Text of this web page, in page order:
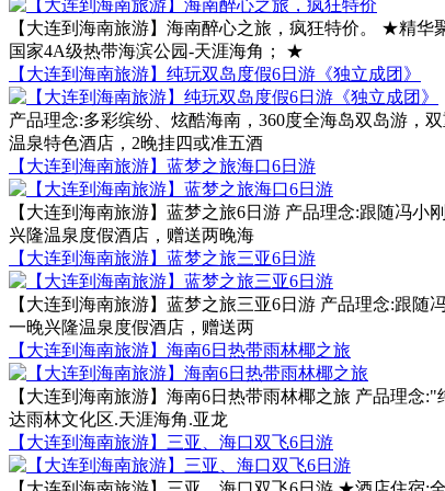
【大连到海南旅游】海南醉心之旅，疯狂特价。 ★精
国家4A级热带海滨公园-天涯海角； ★
【大连到海南旅游】纯玩双岛度假6日游《独立成团》
产品理念:多彩缤纷、炫酷海南，360度全海岛双岛游，
温泉特色酒店，2晚挂四或准五酒
【大连到海南旅游】蓝梦之旅海口6日游
【大连到海南旅游】蓝梦之旅6日游 产品理念:跟随冯
兴隆温泉度假酒店，赠送两晚海
【大连到海南旅游】蓝梦之旅三亚6日游
【大连到海南旅游】蓝梦之旅三亚6日游 产品理念:跟
一晚兴隆温泉度假酒店，赠送两
【大连到海南旅游】海南6日热带雨林椰之旅
【大连到海南旅游】海南6日热带雨林椰之旅 产品理念
达雨林文化区.天涯海角.亚龙
【大连到海南旅游】三亚、海口双飞6日游